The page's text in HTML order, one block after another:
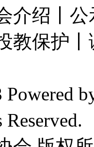
介绍丨
教保护
Powered